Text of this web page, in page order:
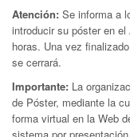
Atención: Se informa a
introducir su póster en
horas. Una vez
se cerrará.
Importante: La
de Póster, mediante la
forma virtual en la Web